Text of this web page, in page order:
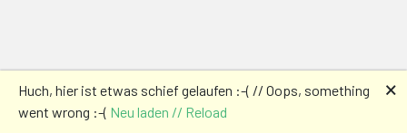
Huch, hier ist etwas schief gelaufen :-( // Oops, something
went wrong :-( Neu laden // Reload
🗙